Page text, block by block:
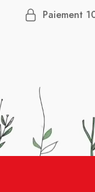
Paiement